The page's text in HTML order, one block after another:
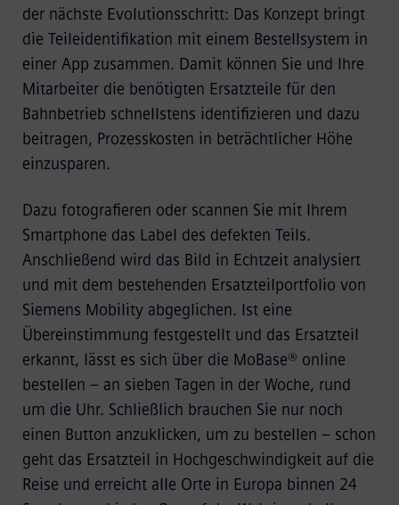
der nächste Evolutionsschritt: Das Konzept bringt
die Teileidentifikation mit einem Bestellsystem in
einer App zusammen. Damit können Sie und Ihre
Mitarbeiter die benötigten Ersatzteile für den
Bahnbetrieb schnellstens identifizieren und dazu
beitragen, Prozesskosten in beträchtlicher Höhe
einzusparen.
Dazu fotografieren oder scannen Sie mit Ihrem
Smartphone das Label des defekten Teils.
Anschließend wird das Bild in Echtzeit analysiert
und mit dem bestehenden Ersatzteilportfolio von
Siemens Mobility abgeglichen. Ist eine
Übereinstimmung festgestellt und das Ersatzteil
erkannt, lässt es sich über die MoBase® online
bestellen – an sieben Tagen in der Woche, rund
um die Uhr. Schließlich brauchen Sie nur noch
einen Button anzuklicken, um zu bestellen – schon
geht das Ersatzteil in Hochgeschwindigkeit auf die
Reise und erreicht alle Orte in Europa binnen 24